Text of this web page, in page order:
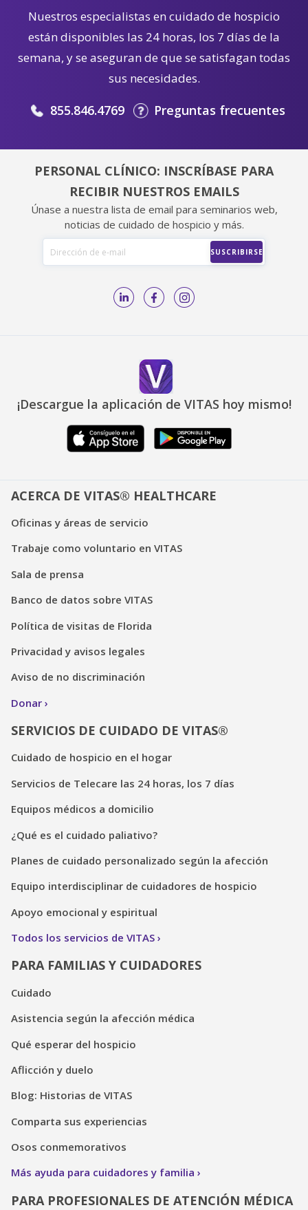
Nuestros especialistas en cuidado de hospicio
están disponibles las 24 horas, los 7 días de la
semana, y se aseguran de que se satisfagan todas
sus necesidades.
855.846.4769 Preguntas frecuentes
PERSONAL CLÍNICO: INSCRÍBASE PARA
RECIBIR NUESTROS EMAILS
Únase a nuestra lista de email para seminarios web,
noticias de cuidado de hospicio y más.
¡Descargue la aplicación de VITAS hoy mismo!
ACERCA DE VITAS® HEALTHCARE
Oficinas y áreas de servicio
Trabaje como voluntario en VITAS
Sala de prensa
Banco de datos sobre VITAS
Política de visitas de Florida
Privacidad y avisos legales
Aviso de no discriminación
Donar
SERVICIOS DE CUIDADO DE VITAS®
Cuidado de hospicio en el hogar
Servicios de Telecare las 24 horas, los 7 días
Equipos médicos a domicilio
¿Qué es el cuidado paliativo?
Planes de cuidado personalizado según la afección
Equipo interdisciplinar de cuidadores de hospicio
Apoyo emocional y espiritual
Todos los servicios de VITAS
PARA FAMILIAS Y CUIDADORES
Cuidado
Asistencia según la afección médica
Qué esperar del hospicio
Aflicción y duelo
Blog: Historias de VITAS
Comparta sus experiencias
Osos conmemorativos
Más ayuda para cuidadores y familia
PARA PROFESIONALES DE ATENCIÓN MÉDICA